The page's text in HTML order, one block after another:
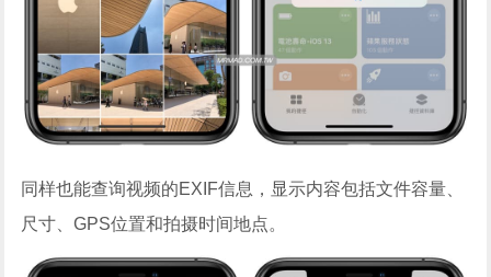
同样也能查询视频的EXIF信息，显示内容包括文件容量、
尺寸、GPS位置和拍摄时间地点。